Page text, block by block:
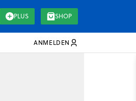
PLUS SHOP
ANMELDEN